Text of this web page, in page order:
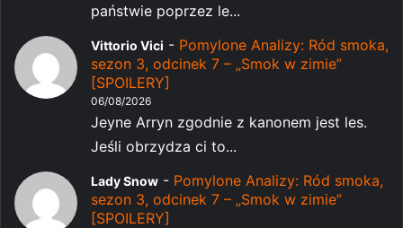
państwie poprzez le...
Vittorio Vici - Pomylone Analizy: Ród smoka,
sezon 3, odcinek 7 – „Smok w zimie”
[SPOILERY]
06/08/2026
Jeyne Arryn zgodnie z kanonem jest les.
Jeśli obrzydza ci to...
Lady Snow - Pomylone Analizy: Ród smoka,
sezon 3, odcinek 7 – „Smok w zimie”
[SPOILERY]